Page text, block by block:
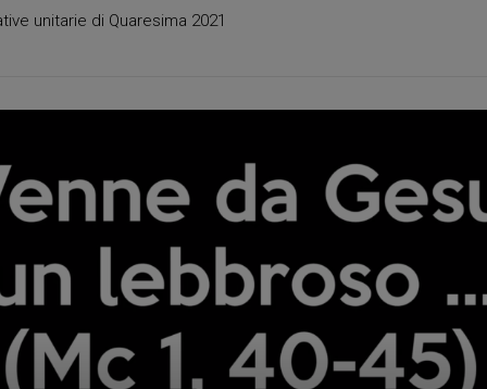
unitarie di Quaresima 2021